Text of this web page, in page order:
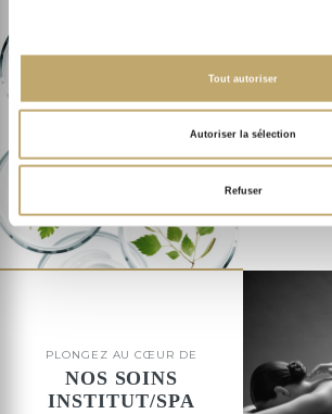
Tout autoriser
Autoriser la sélection
Refuser
PLONGEZ AU CŒUR DE
NOS SOINS
INSTITUT/SPA